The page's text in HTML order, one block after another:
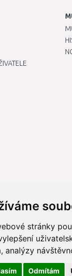
stránky
analýzy
Odmítám
tržbu u správce